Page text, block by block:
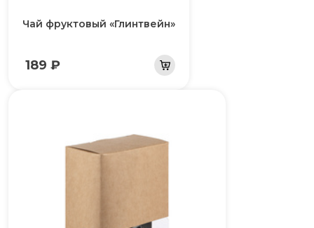
Чай фруктовый «Глинтвейн»
189 ₽